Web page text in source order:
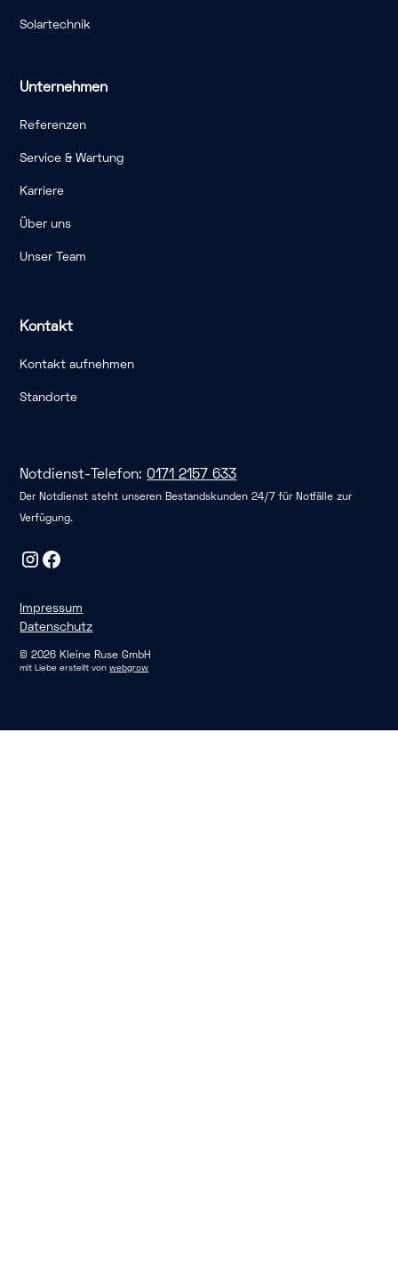
Solartechnik
Unternehmen
Referenzen
Service & Wartung
Karriere
Über uns
Unser Team
Kontakt
Kontakt aufnehmen
Standorte
Notdienst-Telefon:0171 2157 633
Der Notdienst steht unseren Bestandskunden 24/7 für Notfälle zur
Verfügung.
Impressum
Datenschutz
©2026 Kleine Ruse GmbH
mit Liebe erstellt vonwebgrow